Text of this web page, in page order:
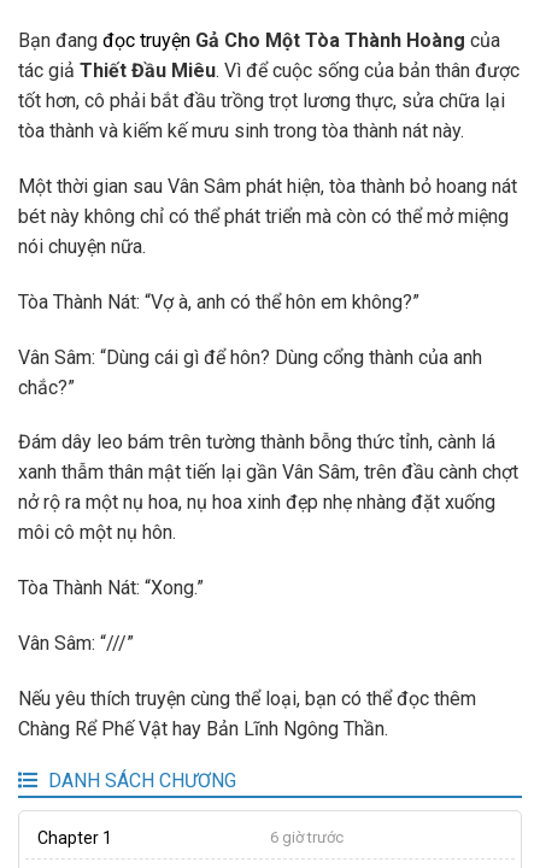
Bạn đang đọc truyện Gả Cho Một Tòa Thành Hoàng của
tác giả Thiết Đầu Miêu. Vì để cuộc sống của bản thân được
tốt hơn, cô phải bắt đầu trồng trọt lương thực, sửa chữa lại
tòa thành và kiếm kế mưu sinh trong tòa thành nát này.
Một thời gian sau Vân Sâm phát hiện, tòa thành bỏ hoang nát
bét này không chỉ có thể phát triển mà còn có thể mở miệng
nói chuyện nữa.
Tòa Thành Nát: “Vợ à, anh có thể hôn em không?”
Vân Sâm: “Dùng cái gì để hôn? Dùng cổng thành của anh
chắc?”
Đám dây leo bám trên tường thành bỗng thức tỉnh, cành lá
xanh thẫm thân mật tiến lại gần Vân Sâm, trên đầu cành chợt
nở rộ ra một nụ hoa, nụ hoa xinh đẹp nhẹ nhàng đặt xuống
môi cô một nụ hôn.
Tòa Thành Nát: “Xong.”
Vân Sâm: “///”
Nếu yêu thích truyện cùng thể loại, bạn có thể đọc thêm
Chàng Rể Phế Vật hay Bản Lĩnh Ngông Thần.
DANH SÁCH CHƯƠNG
Chapter 1 6 giờ trước